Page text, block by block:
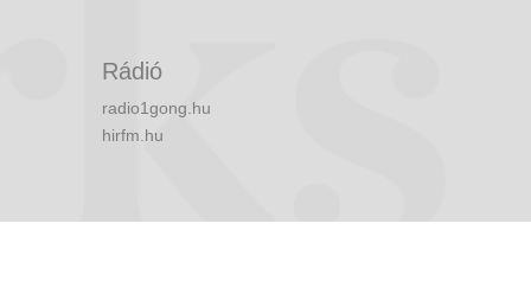
Rádió
radio1gong.hu
hirfm.hu